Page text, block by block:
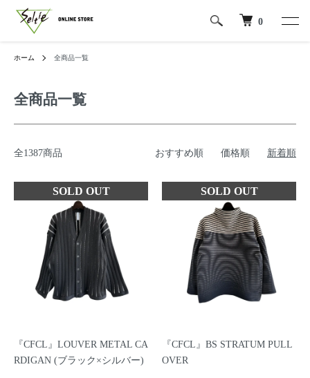
0
ホーム 全商品一覧
全商品一覧
全1387商品 おすすめ順 価格順 新着順
『CFCL』LOUVER METAL CA
RDIGAN (ブラック×シルバー)
『CFCL』BS STRATUM PULL
OVER